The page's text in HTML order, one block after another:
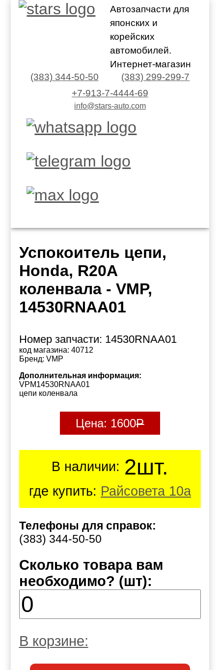
Автозапчасти для
японских и
корейских
автомобилей.
Интернет-магазин
(383) 344-50-50
(383) 299-299-7
+7-913-7-4444-69
info@stars-auto.com
Успокоитель цепи,
Honda, R20A
коленвала - VMP,
14530RNAA01
Номер запчасти: 14530RNAA01
код магазина: 40712
Бренд: VMP
Дополнительная информация:
VPM14530RNAA01
цепи коленвала
Цена: 1600Р
В наличии: 2шт.
где купить: Райсовета 10а
Телефоны для справок:
(383) 344-50-50
Сколько товара вам
необходимо? (шт):
В корзине: